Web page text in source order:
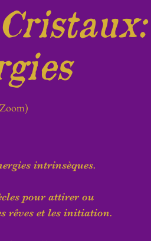
intrinsèques.
pour attirer ou
rêves et les initiation.